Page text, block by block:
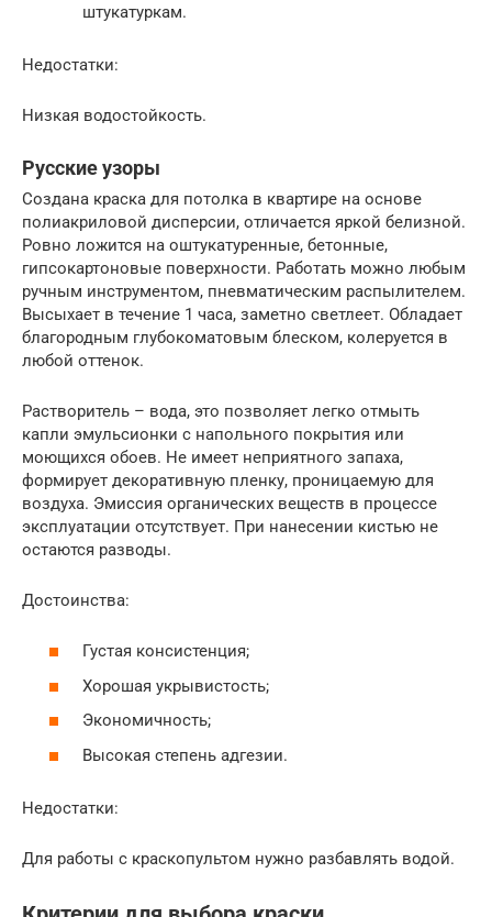
штукатуркам.
Недостатки:
Низкая водостойкость.
Русские узоры
Создана краска для потолка в квартире на основе
полиакриловой дисперсии, отличается яркой белизной.
Ровно ложится на оштукатуренные, бетонные,
гипсокартоновые поверхности. Работать можно любым
ручным инструментом, пневматическим распылителем.
Высыхает в течение 1 часа, заметно светлеет. Обладает
благородным глубокоматовым блеском, колеруется в
любой оттенок.
Растворитель – вода, это позволяет легко отмыть
капли эмульсионки с напольного покрытия или
моющихся обоев. Не имеет неприятного запаха,
формирует декоративную пленку, проницаемую для
воздуха. Эмиссия органических веществ в процессе
эксплуатации отсутствует. При нанесении кистью не
остаются разводы.
Достоинства:
Густая консистенция;
Хорошая укрывистость;
Экономичность;
Высокая степень адгезии.
Недостатки:
Для работы с краскопультом нужно разбавлять водой.